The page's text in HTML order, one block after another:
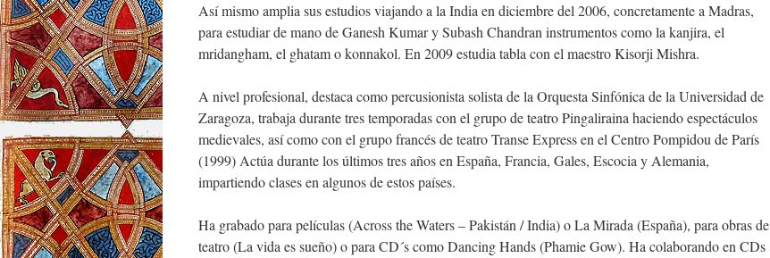
Así mismo amplia sus estudios viajando a la India en diciembre del 2006, concretamente a Madras,
para estudiar de mano de Ganesh Kumar y Subash Chandran instrumentos como la kanjira, el
mridangham, el ghatam o konnakol. En 2009 estudia tabla con el maestro Kisorji Mishra.
A nivel profesional, destaca como percusionista solista de la Orquesta Sinfónica de la Universidad de
Zaragoza, trabaja durante tres temporadas con el grupo de teatro Pingaliraina haciendo espectáculos
medievales, así como con el grupo francés de teatro Transe Express en el Centro Pompidou de París
(1999) Actúa durante los últimos tres años en España, Francia, Gales, Escocia y Alemania,
impartiendo clases en algunos de estos países.
Ha grabado para películas (Across the Waters – Pakistán / India) o La Mirada (España), para obras de
teatro (La vida es sueño) o para CD´s como Dancing Hands (Phamie Gow). Ha colaborando en CDs